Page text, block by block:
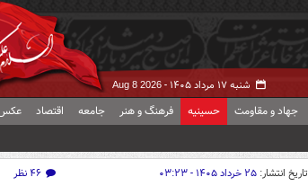
شنبه ۱۷ مرداد ۱۴۰۵ - Aug 8 2026
جهاد و مقاومت حسینیه فرهنگ و هنر جامعه اقتصاد عکس
تاریخ انتشار: ۲۵ خرداد ۱۴۰۵ - ۰۳:۲۳ ۴۶ نظر